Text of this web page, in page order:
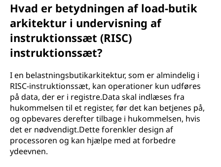
Hvad er betydningen af load-butik
arkitektur i undervisning af
instruktionssæt (RISC)
instruktionssæt?
I en belastningsbutikarkitektur, som er almindelig i
RISC-instruktionssæt, kan operationer kun udføres
på data, der er i registre.Data skal indlæses fra
hukommelsen til et register, før det kan betjenes på,
og opbevares derefter tilbage i hukommelsen, hvis
det er nødvendigt.Dette forenkler design af
processoren og kan hjælpe med at forbedre
ydeevnen.